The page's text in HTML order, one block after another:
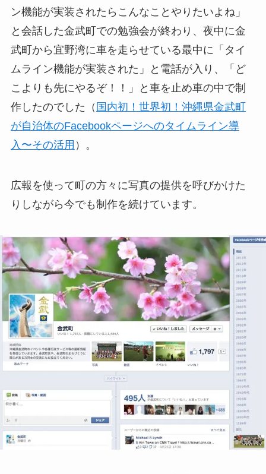
ン機能が実装されたらこんなことやりたいよね」
と会話した金武町での勉強会が終わり、夜中に金
武町から宜野湾に車を走らせている最中に「タイ
ムライン機能が実装された」と電話が入り、「ど
こよりも先にやるぞ！！」と車を止め車の中で制
作したのでした（ 国内初！世界初！沖縄県金武町
が自治体のFacebookページへのタイムライン導
入〜その活用 ）。
広報を使って町の方々に写真の提供を呼びかけた
りしながら今でも制作を続けています。